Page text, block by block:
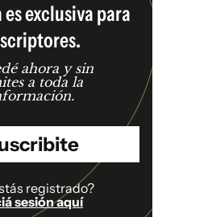
exclusiva para
ahora y sin
a toda la
registrado?
sesión aquí